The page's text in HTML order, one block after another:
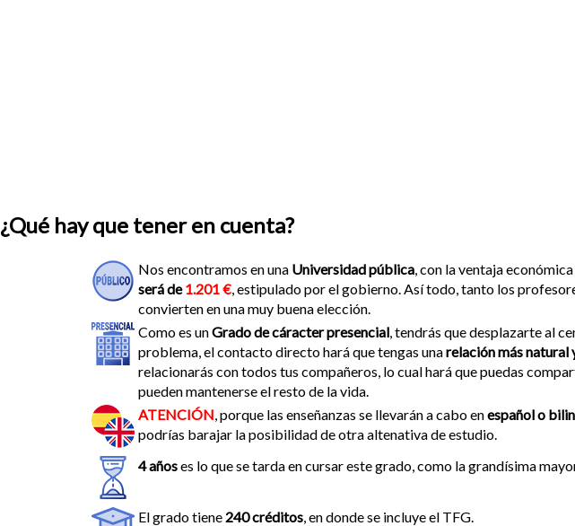
¿Qué hay que tener en cuenta?
Nos encontramos en una Universidad pública , con la ventaja
será de1.201 € , estipulado por el gobierno. Así todo, tanto los
convierten en una muy buena elección.
Como es unGrado de cáracter presencial , tendrás que desplazarte al
problema, el contacto directo hará que tengas unarelación más natural
relacionarás con todos tus compañeros, lo cual hará que puedas
pueden mantenerse el resto de la vida.
ATENCIÓN , porque las enseñanzas se llevarán a cabo enespañol o
podrías barajar la posibilidad de otra altenativa de estudio.
4 añoses lo que se tarda en cursar este grado, como la grandísima
El grado tiene 240 créditos , en donde se incluye el TFG.